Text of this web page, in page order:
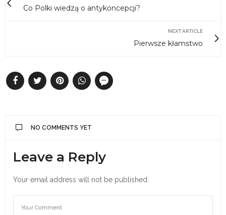
Co Polki wiedzą o antykoncepcji?
NEXT ARTICLE
Pierwsze kłamstwo
NO COMMENTS YET
Leave a Reply
Your email address will not be published.